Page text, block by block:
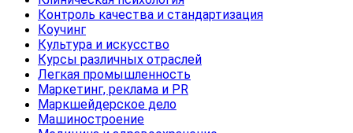
Контроль качества и стандартизация
Коучинг
Культура и искусство
Курсы различных отраслей
Легкая промышленность
Маркетинг, реклама и PR
Маркшейдерское дело
Машиностроение